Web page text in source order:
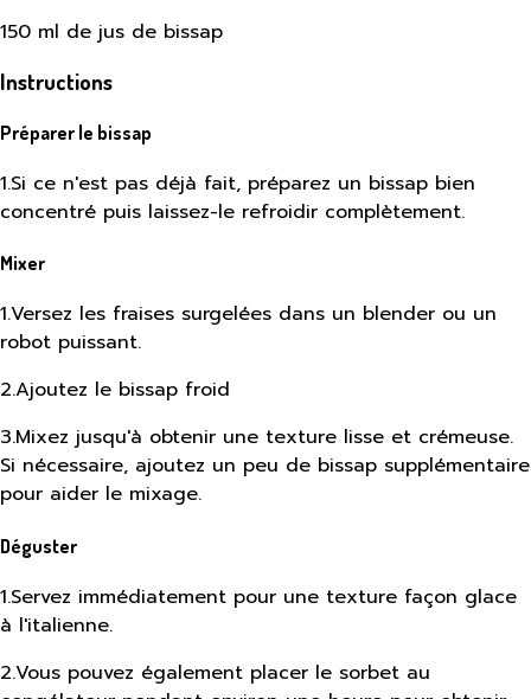
150 ml de jus de bissap
Instructions
Préparer le bissap
1.Si ce n'est pas déjà fait, préparez un bissap bien
concentré puis laissez-le refroidir complètement.
Mixer
1.Versez les fraises surgelées dans un blender ou un
robot puissant.
2.Ajoutez le bissap froid
3.Mixez jusqu'à obtenir une texture lisse et crémeuse.
Si nécessaire, ajoutez un peu de bissap supplémentaire
pour aider le mixage.
Déguster
1.Servez immédiatement pour une texture façon glace
à l'italienne.
2.Vous pouvez également placer le sorbet au